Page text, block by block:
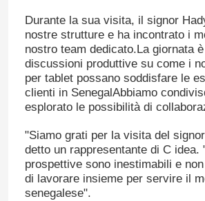
Durante la sua visita, il signor
nostre strutture e ha incontrato i
nostro team dedicato.La giornata
discussioni produttive su come i
per tablet possano soddisfare le
clienti in SenegalAbbiamo
esplorato le possibilità di
"Siamo grati per la visita del
detto un rappresentante di C idea.
prospettive sono inestimabili e
di lavorare insieme per servire il
senegalese".